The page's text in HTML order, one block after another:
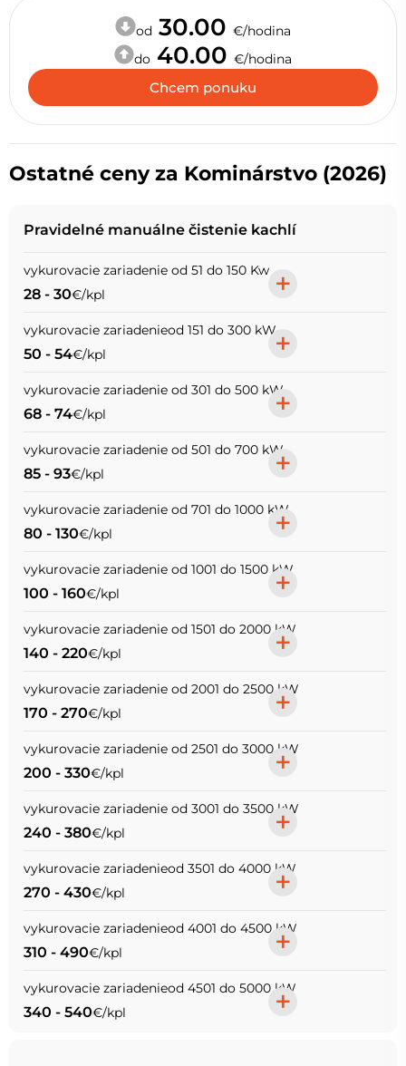
od30.00 €/hodina
do 40.00 €/hodina
Chcem ponuku
Ostatné ceny za Kominárstvo (2026)
Pravidelné manuálne čistenie kachlí
vykurovacie zariadenie od 51 do 150 Kw
28 - 30€/kpl +
vykurovacie zariadenieod 151 do 300 kW
50 - 54€/kpl +
vykurovacie zariadenie od 301 do 500 kW
68 - 74€/kpl +
vykurovacie zariadenie od 501 do 700 kW
85 - 93€/kpl +
vykurovacie zariadenie od 701 do 1000 kW
80 - 130€/kpl +
vykurovacie zariadenie od 1001 do 1500 kW
100 - 160€/kpl +
vykurovacie zariadenie od 1501 do 2000 kW
140 - 220€/kpl +
vykurovacie zariadenie od 2001 do 2500 kW
170 - 270€/kpl +
vykurovacie zariadenie od 2501 do 3000 kW
200 - 330€/kpl +
vykurovacie zariadenie od 3001 do 3500 kW
240 - 380€/kpl +
vykurovacie zariadenieod 3501 do 4000 kW
270 - 430€/kpl +
vykurovacie zariadenieod 4001 do 4500 kW
310 - 490€/kpl +
vykurovacie zariadenieod 4501 do 5000 kW
340 - 540€/kpl +